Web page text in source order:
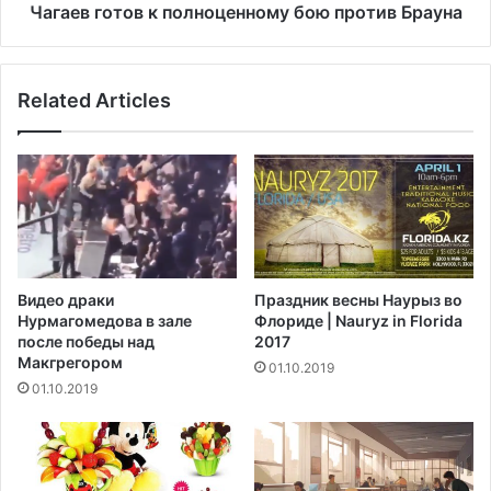
в
о
д
П
С
1
/
4
и
о
о
ц
е
н
м
у
б
о
Чагаев готов к полноценному бою против Брауна
Related Articles
Видео драки
Нурмагомедова в зале
после победы над
Макгрегором‍
01.10.2019
Праздник весны Наурыз во
Флориде | Nauryz in Florida
2017
01.10.2019